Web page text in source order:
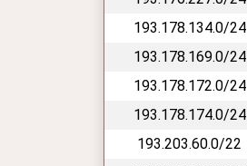
193.178.134.0/24
193.178.169.0/24
193.178.172.0/24
193.178.174.0/24
193.203.60.0/22